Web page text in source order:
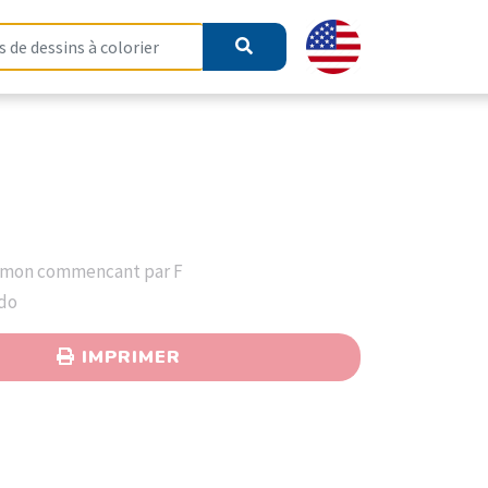
commencant par F
IMPRIMER